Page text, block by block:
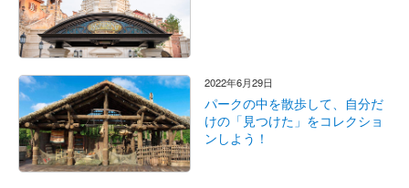
2022年6月29日
パークの中を散歩して、自分だ
けの「見つけた」をコレクショ
ンしよう！